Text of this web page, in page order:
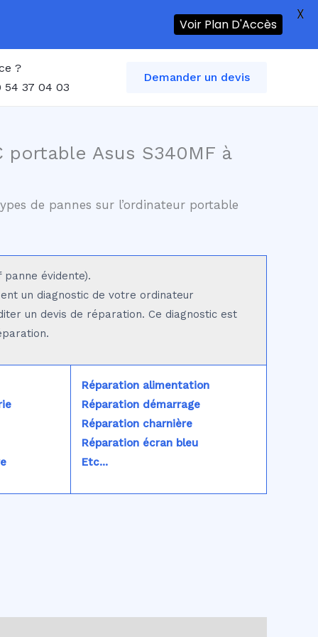
?
54 37 04 03
Demander un devis
portable Asus S340MF à
de pannes sur l’ordinateur portable
panne évidente).
un diagnostic de votre ordinateur
un devis de réparation. Ce diagnostic est
Réparation alimentation
Réparation démarrage
Réparation charnière
Réparation écran bleu
Etc...
Voir Plan D'Accès
X